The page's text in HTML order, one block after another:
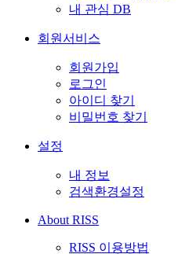
내 관심 DB
회원서비스
회원가입
로그인
아이디 찾기
비밀번호 찾기
설정
내 정보
검색환경설정
About RISS
RISS 이용방법